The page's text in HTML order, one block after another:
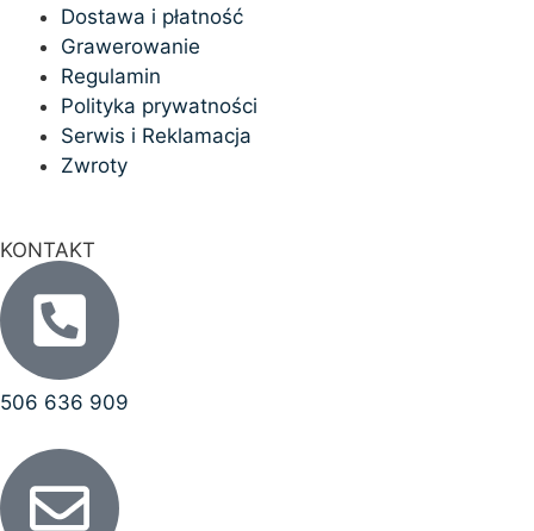
Dostawa i płatność
Grawerowanie
Regulamin
Polityka prywatności
Serwis i Reklamacja
Zwroty
KONTAKT
506 636 909